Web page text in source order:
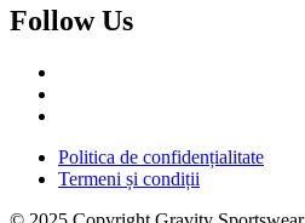
Follow Us
Politica de confidențialitate
Termeni și condiții